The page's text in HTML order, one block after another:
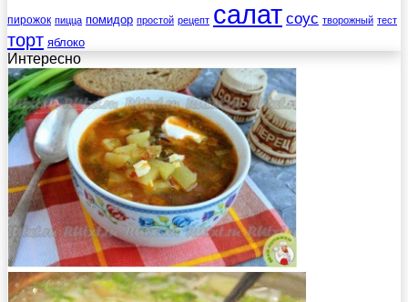
пирожок пицца помидор простой рецепт салат соус творожный тест
торт яблоко
Интересно